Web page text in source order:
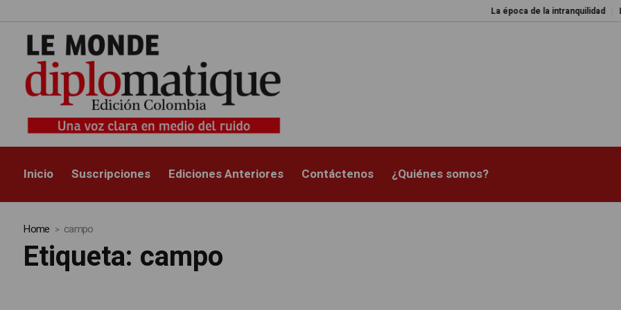
La época de la intranquilidad Los
Inicio Suscripciones Ediciones Anteriores Contáctenos ¿Quiénes somos?
Home campo
Etiqueta: campo